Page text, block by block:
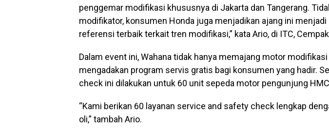
penggemar modifikasi khususnya di Jakarta dan Tangerang.
modifikator, konsumen Honda juga menjadikan ajang ini
referensi terbaik terkait tren modifikasi,” kata Ario, di ITC,
Dalam event ini, Wahana tidak hanya memajang motor
mengadakan program servis gratis bagi konsumen yang hadir.
check ini dilakukan untuk 60 unit sepeda motor pengunjung
“Kami berikan 60 layanan service and safety check lengkap
oli,” tambah Ario.